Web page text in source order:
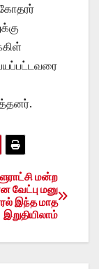
மன்ற
வேட்பு மனு
இந்த மாத
இறுதியிலாம்